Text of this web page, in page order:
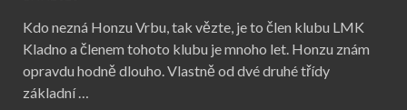
Kdo nezná Honzu Vrbu, tak vězte, je to člen klubu LMK
Kladno a členem tohoto klubu je mnoho let. Honzu znám
opravdu hodně dlouho. Vlastně od dvé druhé třídy
základní …